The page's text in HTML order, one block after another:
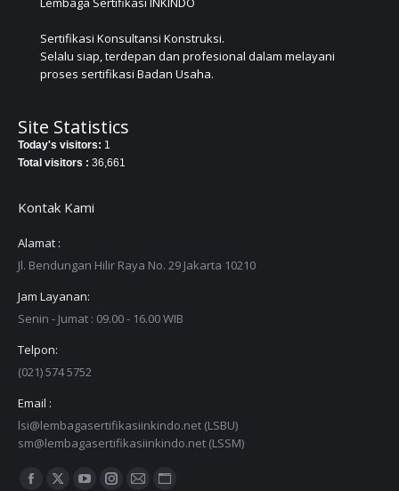
Sertifikasi Konsultansi Konstruksi.
Selalu siap, terdepan dan profesional dalam melayani
proses sertifikasi Badan Usaha.
Site Statistics
Today's visitors: 1
Total visitors : 36,661
Kontak Kami
Alamat :
Jl. Bendungan Hilir Raya No. 29 Jakarta 10210
Jam Layanan:
Senin - Jumat : 09.00 - 16.00 WIB
Telpon:
(021) 574 5752
Email :
lsi@lembagasertifikasiinkindo.net (LSBU)
sm@lembagasertifikasiinkindo.net (LSSM)
Find us on: